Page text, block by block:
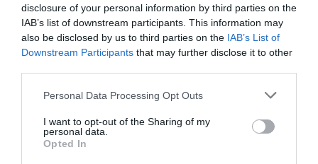
disclosure of your personal information by third parties on the
IAB’s list of downstream participants. This information may
also be disclosed by us to third parties on the IAB’s List of
Downstream Participants that may further disclose it to other
Personal Data Processing Opt Outs
I want to opt-out of the Sharing of my
personal data.
Opted In
RELACIONADAS